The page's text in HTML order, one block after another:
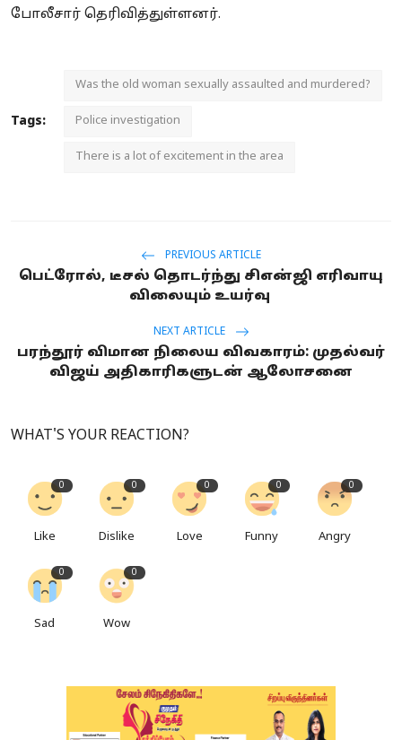
போலீசார் தெரிவித்துள்ளனர்.
Tags:
Was the old woman sexually assaulted and murdered?
Police investigation
There is a lot of excitement in the area
PREVIOUS ARTICLE
பெட்ரோல், டீசல் தொடர்ந்து சிஎன்ஜி எரிவாயு
விலையும் உயர்வு
NEXT ARTICLE
பரந்தூர் விமான நிலைய விவகாரம்: முதல்வர்
விஜய் அதிகாரிகளுடன் ஆலோசனை
WHAT'S YOUR REACTION?
0
Like
0
Dislike
0
Love
0
Funny
0
Angry
0
Sad
0
Wow